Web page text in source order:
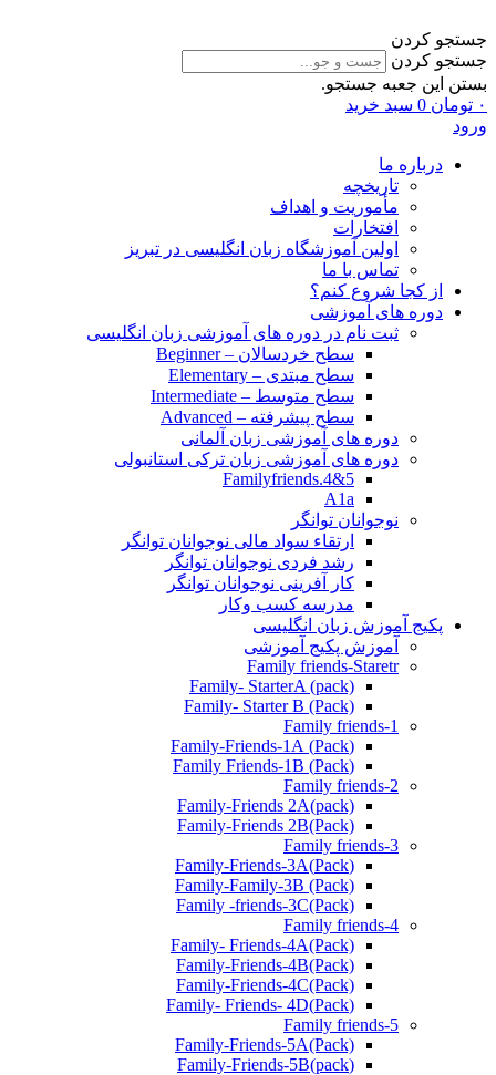
جستجو کردن
جستجو کردن
بستن این جعبه جستجو.
۰ تومان 0 سبد خرید
ورود
درباره ما
تاریخچه
مأموریت و اهداف
افتخارات
اولین آموزشگاه زبان انگلیسی در تبریز
تماس با ما
از کجا شروع کنم؟
دوره های آموزشی
ثبت نام در دوره های آموزشی زبان انگلیسی
سطح خردسالان – Beginner
سطح مبتدی – Elementary
سطح متوسط – Intermediate
سطح پیشرفته – Advanced
دوره های آموزشی زبان آلمانی
دوره های آموزشی زبان ترکی استانبولی
Familyfriends.4&5
A1a
نوجوانان توانگر
ارتقاء سواد مالی نوجوانان توانگر
رشد فردی نوجوانان توانگر
کار آفرینی نوجوانان توانگر
مدرسه کسب وکار
پکیج آموزش زبان انگلیسی
آموزش پکیج آموزشی
Family friends-Staretr
Family- StarterA (pack)
Family- Starter B (Pack)
Family friends-1
(Pack) Family-Friends-1A
(Pack) Family Friends-1B
Family friends-2
Family-Friends 2A(pack)
Family-Friends 2B(Pack)
Family friends-3
(Pack)Family-Friends-3A
Family-Family-3B (Pack)
Family -friends-3C(Pack)
Family friends-4
Family- Friends-4A(Pack)
Family-Friends-4B(Pack)
Family-Friends-4C(Pack)
(Pack)Family- Friends- 4D
Family friends-5
Family-Friends-5A(Pack)
(pack)Family-Friends-5B